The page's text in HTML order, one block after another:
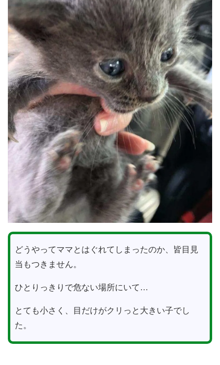
どうやってママとはぐれてしまったのか、皆目見
当もつきません。
ひとりっきりで危ない場所にいて…
とても小さく、目だけがクリっと大きい子でし
た。